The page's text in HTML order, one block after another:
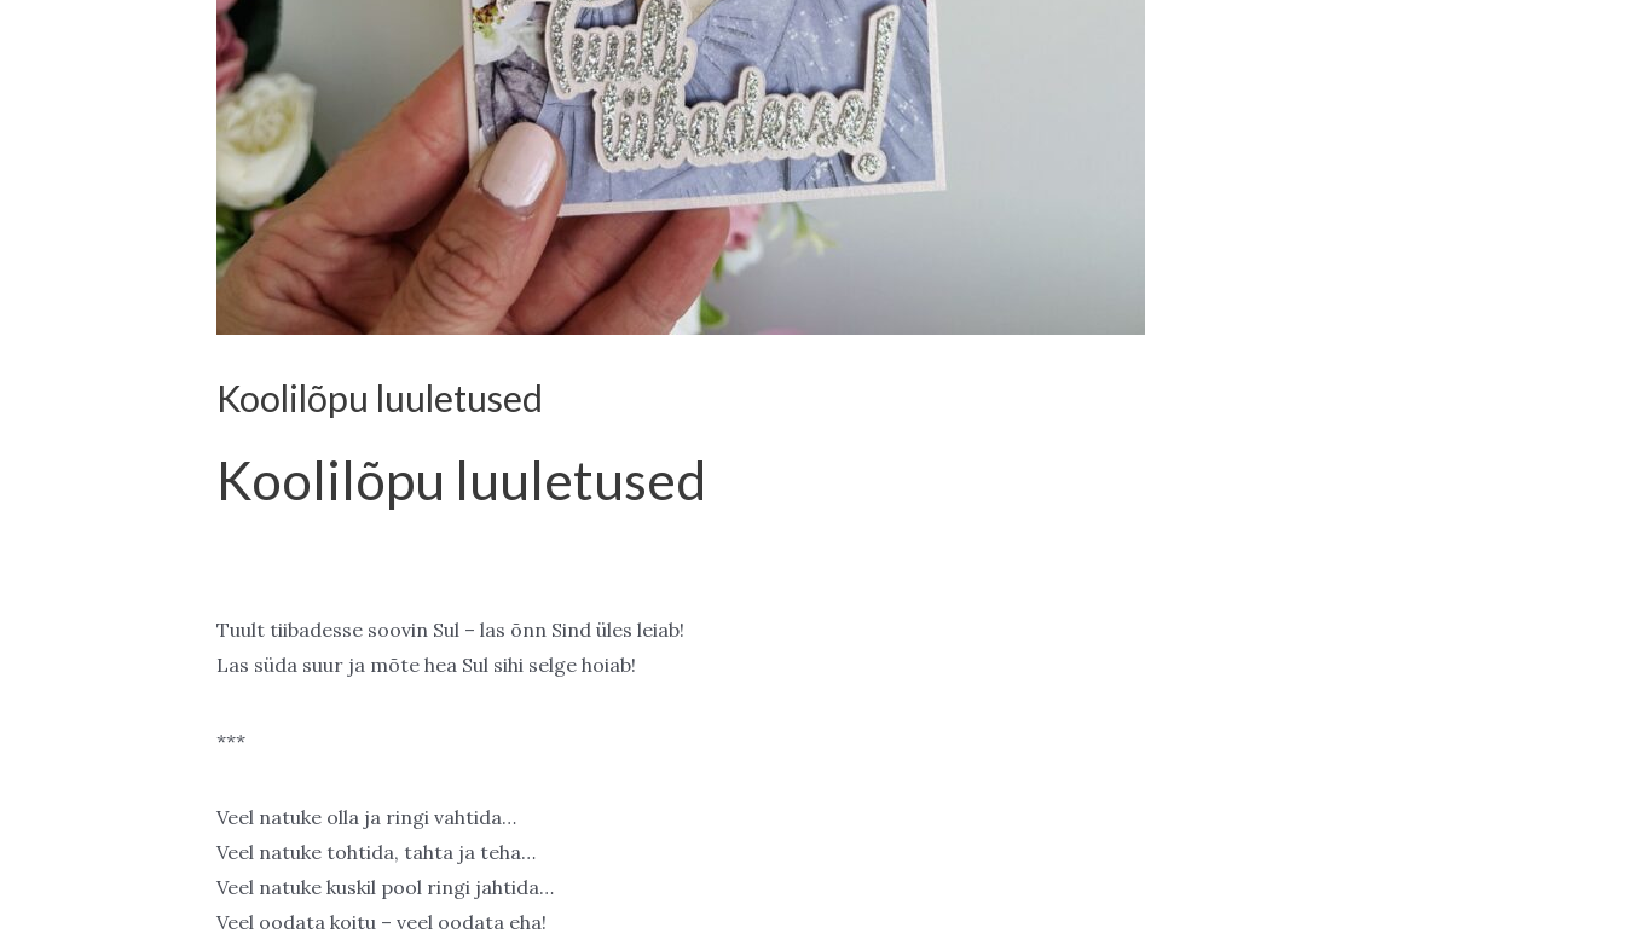
Koolilõpu luuletused
Koolilõpu luuletused
Tuult tiibadesse soovin Sul – las õnn Sind üles leiab!
Las süda suur ja mõte hea Sul sihi selge hoiab!
***
Veel natuke olla ja ringi vahtida…
Veel natuke tohtida, tahta ja teha…
Veel natuke kuskil pool ringi jahtida…
Veel oodata koitu – veel oodata eha!